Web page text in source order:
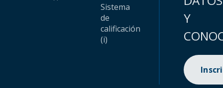
Sistema
de
calificación
(i)
Y